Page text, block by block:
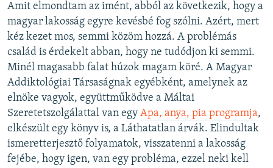
Amit elmondtam az imént, abból az következik, hogy a
magyar lakosság egyre kevésbé fog szólni. Azért, mert
kéz kezet mos, semmi közöm hozzá. A problémás
család is érdekelt abban, hogy ne tudódjon ki semmi.
Minél magasabb falat húzok magam köré. A Magyar
Addiktológiai Társaságnak egyébként, amelynek az
elnöke vagyok, együttműködve a Máltai
Szeretetszolgálattal van egy Apa, anya, pia programja,
elkészült egy könyv is, a Láthatatlan árvák. Elindultak
ismeretterjesztő folyamatok, visszatenni a lakosság
fejébe, hogy igen, van egy probléma, ezzel neki kell